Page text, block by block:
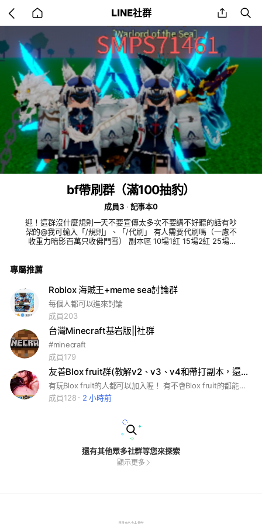
back
to
home
LINE社群 share
bf帶刷群（滿100抽豹）
成員3
記事本0
迎！這群沒什麼規則一天不要宣傳太多次不要講不好聽的話有吵
架的@我可輸入「/規則」、「/代刷」 有人需要代刷嗎（一慮不
收重力暗影百萬只收佛門雪） 副本區 10場1紅 15場2紅 25場3
量另外談 隱藏島2紅 卡2兩紅 解武器另談 代刷等級（1）海100
萬 種族 V1（機器、吸血）2紅(龍看解到什麼帶） V2一紅 V3看
種族收費 V4看齒輪數量收費 自己看價目表沒有果就不要問 支付
方式（果、R幣） 要的@我
專屬推薦
Roblox 海賊王+meme sea討論群
每個人都可以進來討論
成員203
台灣Minecraft基岩版||社群
#minecraft
成員179
友善Blox fruit群(教解v2、v3、v4和帶打副本，還有打利維坦、鯊魚王)和競爭者
有玩Blox fruit的人都可以加入喔！ 有不會Blox fruit的都能問喔！ 也可聊培養花園等等……
成員128
2 小時前
還有其他眾多社群等您來探索
顯示更多